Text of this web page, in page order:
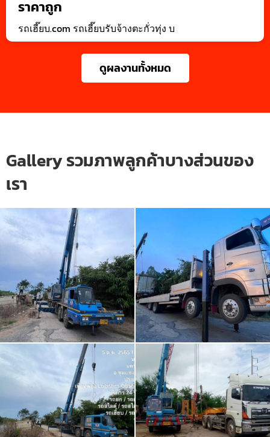
ราคาถูก
รถเฮี๊ยบ.com รถเฮี๊ยบรับจ้างตะกั่วทุ่ง บ
ดูผลงานทั้งหมด
Gallery รวมภาพลูกค้าบางส่วนของ
เรา